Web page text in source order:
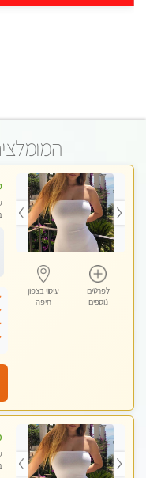
לפרטים
נוספים
עיסוי בצפון
חיפה